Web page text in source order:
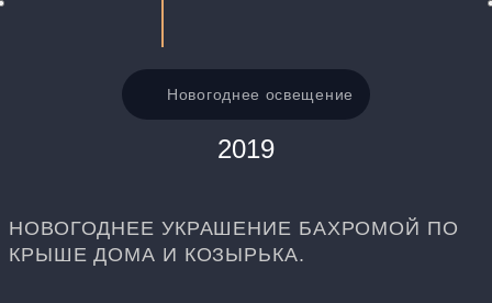
Новогоднее освещение
2019
НОВОГОДНЕЕ УКРАШЕНИЕ БАХРОМОЙ ПО
КРЫШЕ ДОМА И КОЗЫРЬКА.